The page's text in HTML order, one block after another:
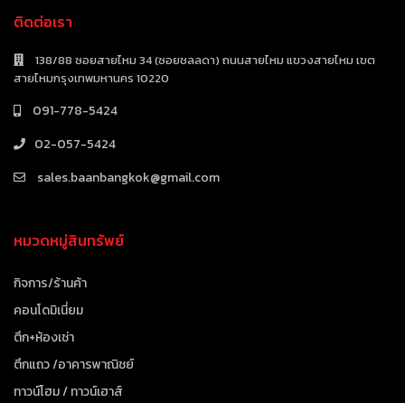
ติดต่อเรา
138/88 ซอยสายไหม 34 (ซอยชลลดา) ถนนสายไหม แขวงสายไหม เขต
สายไหมกรุงเทพมหานคร 10220
091-778-5424
02-057-5424
sales.baanbangkok@gmail.com
หมวดหมู่สินทรัพย์
กิจการ/ร้านค้า
คอนโดมิเนี่ยม
ตึก+ห้องเช่า
ตึกแถว /อาคารพาณิชย์
ทาวน์โฮม / ทาวน์เฮาส์